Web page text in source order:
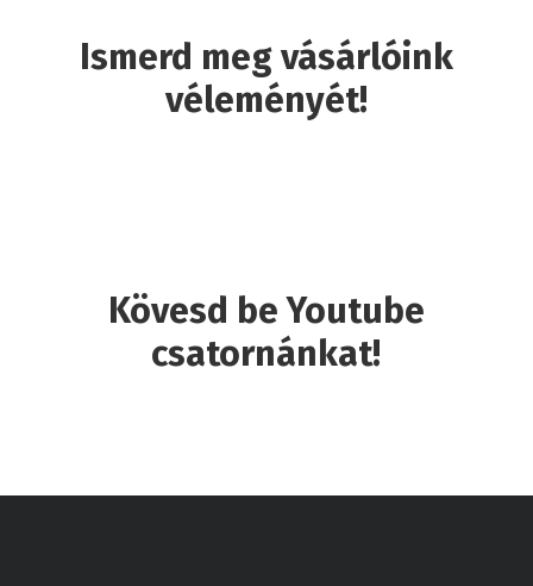
Ismerd meg vásárlóink
véleményét!
Kövesd be Youtube
csatornánkat!